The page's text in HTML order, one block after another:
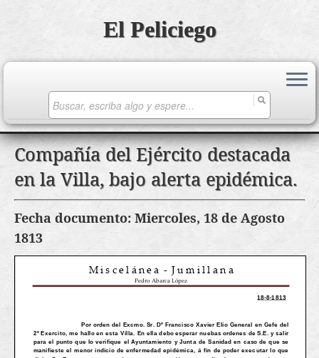
Saltar
contenido
El Peliciego
Compañía del Ejército destacada
en la Villa, bajo alerta epidémica.
Fecha documento: Miercoles, 18 de Agosto
1813